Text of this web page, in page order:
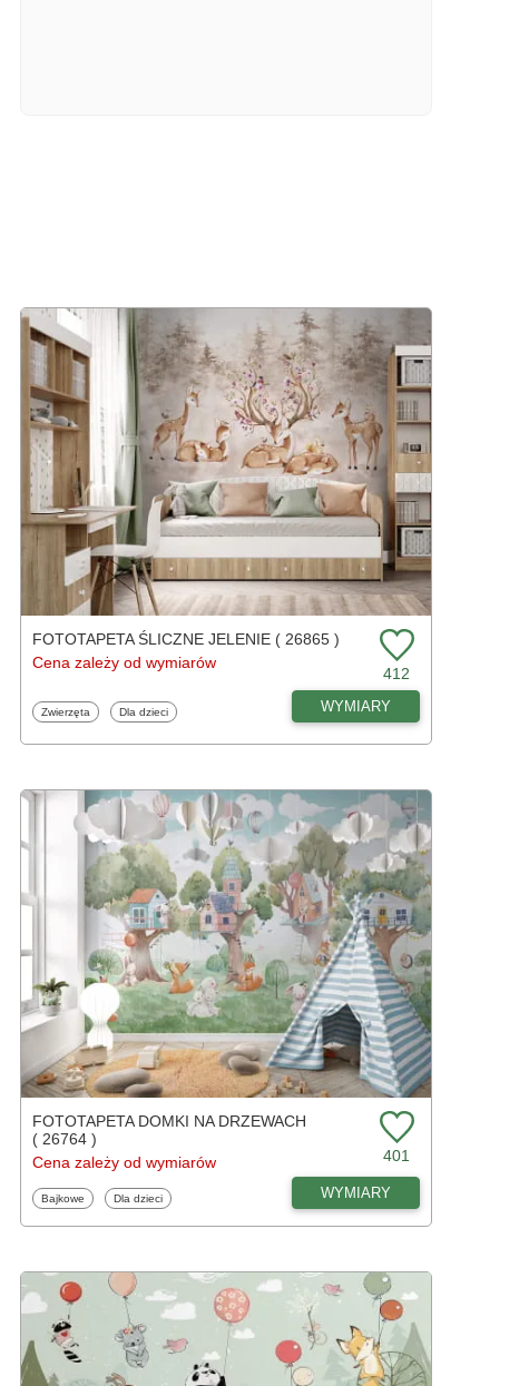
FOTOTAPETA ŚLICZNE JELENIE ( 26865 )
Cena zależy od wymiarów
412
Fototapety
Zwierzęta Fototapety
Dla dzieci WYMIARY
FOTOTAPETA DOMKI NA DRZEWACH
( 26764 )
Cena zależy od wymiarów
401
Fototapety
Bajkowe Fototapety
Dla dzieci WYMIARY